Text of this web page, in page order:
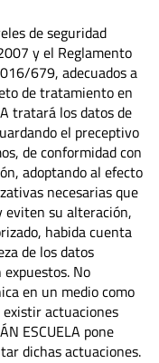
de seguridad
y el Reglamento
679, adecuados a
de tratamiento en
tratará los datos de
el preceptivo
de conformidad con
adoptando al efecto
necesarias que
eviten su alteración,
habida cuenta
de los datos
No
en un medio como
actuaciones
ESCUELA pone
dichas actuaciones.